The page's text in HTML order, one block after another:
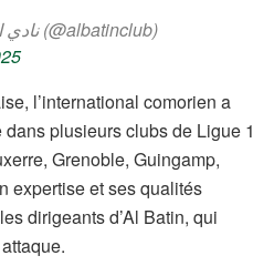
— نادي الباطن السعودي (@albatinclub)
l’international comorien a
plusieurs clubs de Ligue 1
Grenoble, Guingamp,
expertise et ses qualités
dirigeants d’Al Batin, qui